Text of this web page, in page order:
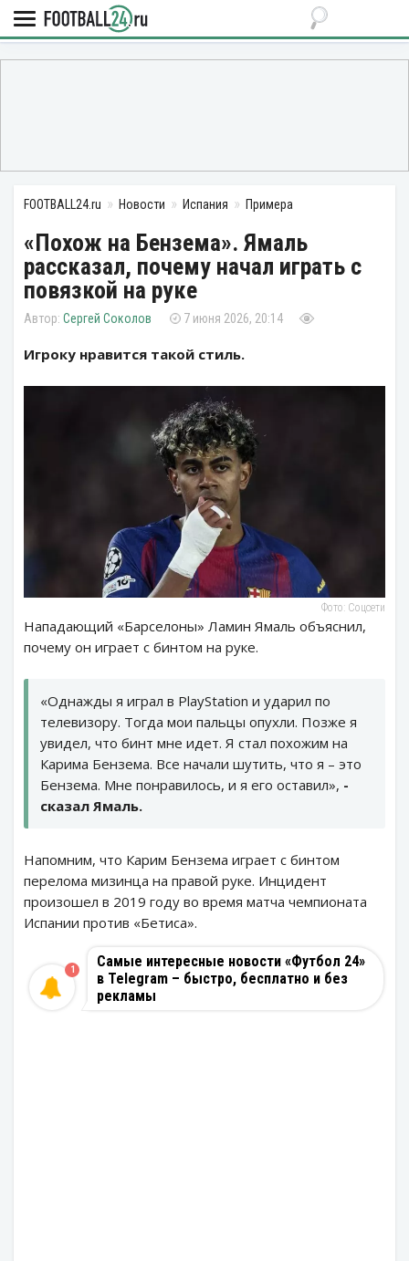
FOOTBALL24.ru Новости Испания Примера
«Похож на Бензема». Ямаль
рассказал, почему начал играть с
повязкой на руке
Сергей Соколов 7 июня 2026, 20:14
Игроку нравится такой стиль.
Фото: Соцсети
Нападающий «Барселоны» Ламин Ямаль объяснил,
почему он играет с бинтом на руке.
«Однажды я играл в PlayStation и ударил по
телевизору. Тогда мои пальцы опухли. Позже я
увидел, что бинт мне идет. Я стал похожим на
Карима Бензема. Все начали шутить, что я – это
Бензема. Мне понравилось, и я его оставил», -
сказал Ямаль.
Напомним, что Карим Бензема играет с бинтом
перелома мизинца на правой руке. Инцидент
произошел в 2019 году во время матча чемпионата
Испании против «Бетиса».
Самые интересные новости «Футбол 24»
в Telegram – быстро, бесплатно и без
рекламы
1